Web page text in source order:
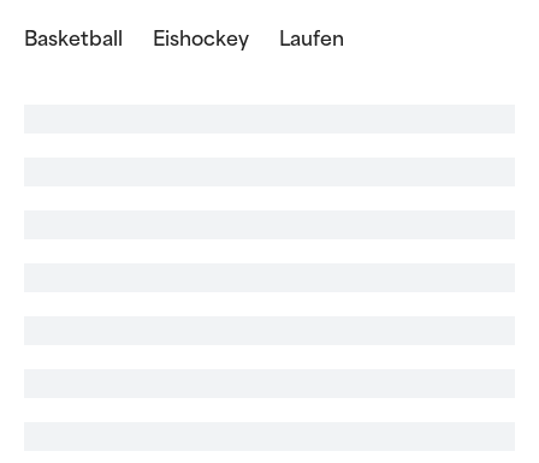
Basketball Eishockey Laufen